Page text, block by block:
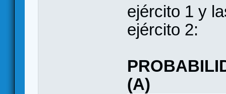
ejército 1 y
ejército 2:
(A)